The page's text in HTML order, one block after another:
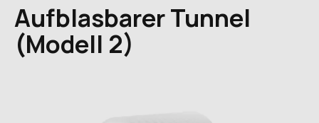
Aufblasbarer Tunnel
(Modell 2)